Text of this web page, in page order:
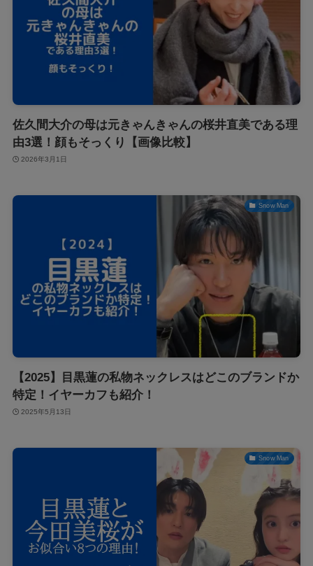
佐久間大介の母は元きゃんきゃんの桜井直美である理
由3選！顔もそっくり【画像比較】
2026年3月1日
Snow Man
【2025】目黒蓮の私物ネックレスはどこのブランドか
特定！イヤーカフも紹介！
2025年5月13日
Snow Man